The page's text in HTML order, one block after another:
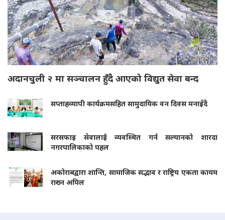
अदानचुली २ मा सञ्चालन हुँदै आएको विद्युत सेवा बन्द
सप्ताहव्यापी कार्यक्रमसहित सामुदायिक वन दिवस मनाइँदै
सरसफाइ सेवालाई व्यवस्थित गर्न सल्यानको शारदा
नगरपालिकाको पहल
अकोराबद्वारा शान्ति, सामाजिक सद्भाव र राष्ट्रिय एकता कायम
राख्न अपिल